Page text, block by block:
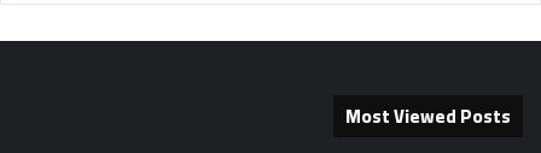
Most Viewed Posts